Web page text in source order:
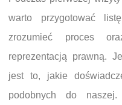
warto przygotować
zrozumieć proces
reprezentacją prawną.
jest to, jakie
podobnych do